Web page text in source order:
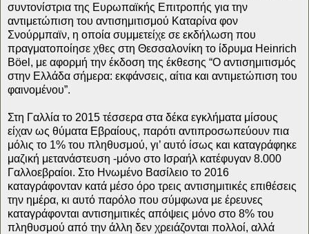
συντονίστρια της Ευρωπαϊκής Επιτροπής για την
αντιμετώπιση του αντισημιτισμού Καταρίνα φον
Σνούρμπαϊν, η οποία συμμετείχε σε εκδήλωση που
πραγματοποίησε χθες στη Θεσσαλονίκη το ίδρυμα Heinrich
Böel, με αφορμή την έκδοση της έκθεσης “Ο αντισημιτισμός
στην Ελλάδα σήμερα: εκφάνσεις, αίτια και αντιμετώπιση του
φαινομένου”.
Στη Γαλλία το 2015 τέσσερα στα δέκα εγκλήματα μίσους
είχαν ως θύματα Εβραίους, παρότι αντιπροσωπεύουν πια
μόλις το 1% του πληθυσμού, γι’ αυτό ίσως και καταγράφηκε
μαζική μετανάστευση -μόνο στο Ισραήλ κατέφυγαν 8.000
Γαλλοεβραίοι. Στο Ηνωμένο Βασίλειο το 2016
καταγράφονταν κατά μέσο όρο τρεις αντισημιτικές επιθέσεις
την ημέρα, κι αυτό παρόλο που σύμφωνα με έρευνες
καταγράφονται αντισημιτικές απόψεις μόνο στο 8% του
πληθυσμού από την άλλη δεν χρειάζονται πολλοί, αλλά